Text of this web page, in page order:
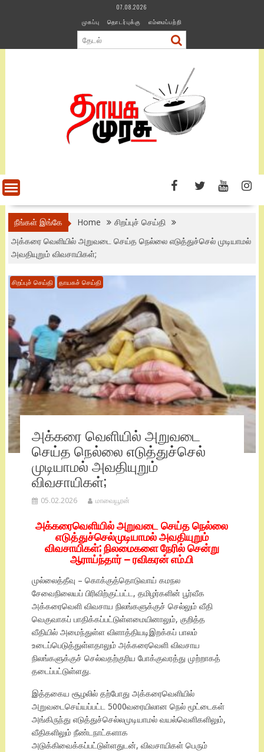
07.08.2026
முகப்பு
தொடர்புக்கு எம்மைப்பற்றி
நீங்கள் இங்கே Home
சிறப்புச் செய்தி
அக்கரை வெளியில் அறுவடை செய்த நெல்லை எடுத்துச்செல் முடியாமல்
அவதியுறும் விவசாயிகள்;
சிறப்புச் செய்தி தாயகச் செய்தி
அக்கரை வெளியில் அறுவடை
செய்த நெல்லை எடுத்துச்செல்
முடியாமல் அவதியுறும்
விவசாயிகள்;
05.02.2026 மாவையூரன்
அக்கரைவெளியில் அறுவடை செய்த நெல்லை
எடுத்துச்செல்முடியாமல் அவதியுறும்
விவசாயிகள்; நிலமைகளை நேரில் சென்று
ஆராய்ந்தார் – ரவிகரன் எம்.பி
முல்லைத்தீவு – கொக்குத்தொடுவாய் கமநல
சேவைநிலையப் பிரிவிற்குட்பட்ட, தமிழர்களின் பூர்வீக
அக்கரைவெளி விவசாய நிலங்களுக்குச் செல்லும் வீதி
வெகுவாகப் பாதிக்கப்பட்டுள்ளமையினாலும், குறித்த
வீதியில் அமைந்துள்ள விளாத்தியடிஇறக்கப் பாலம்
உடைப்பெடுத்துள்ளதாலும் அக்கரைவெளி விவசாய
நிலங்களுக்குச் செல்வதற்குரிய போக்குவரத்து முற்றாகத்
தடைப்பட்டுள்ளது.
இத்தகைய சூழலில் தற்போது அக்கரைவெளியில்
அறுவடைசெய்யப்பட்ட 5000வரையிலான நெல் மூட்டைகள்
அங்கிருந்து எடுத்துச்செல்லமுடியாமல் வயல்வெளிகளிலும்,
வீதிகளிலும் நீண்டநாட்களாக
அடுக்கிவைக்கப்பட்டுள்ளதுடன், விவசாயிகள் பெரும்